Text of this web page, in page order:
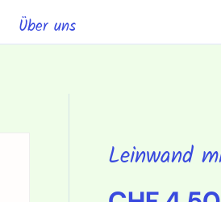
Über uns
Leinwand